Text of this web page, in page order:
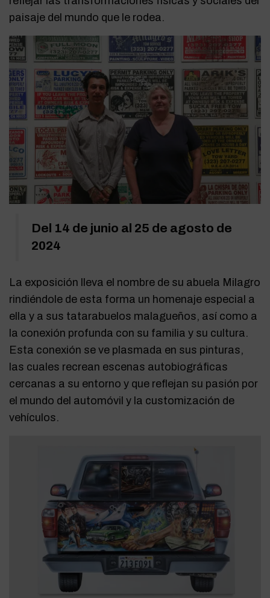
paisaje del mundo que le rodea.
Del 14 de junio al 25 de agosto de
2024
La exposición lleva el nombre de su abuela Milagro
rindiéndole de esta forma un homenaje especial a
ella y a sus tatarabuelos malagueños, así como a
la conexión profunda con su familia y su cultura.
Esta conexión se ve plasmada en sus pinturas,
las cuales recrean escenas autobiográficas
cercanas a su entorno y que reflejan su pasión por
el mundo del automóvil y la customización de
vehículos.